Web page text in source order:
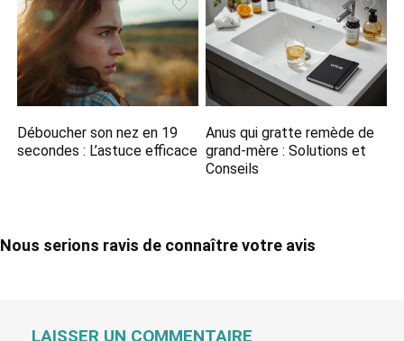
Déboucher son nez en 19
secondes : L’astuce efficace
Anus qui gratte remède de
grand-mère : Solutions et
Conseils
Nous serions ravis de connaître votre avis
LAISSER UN COMMENTAIRE